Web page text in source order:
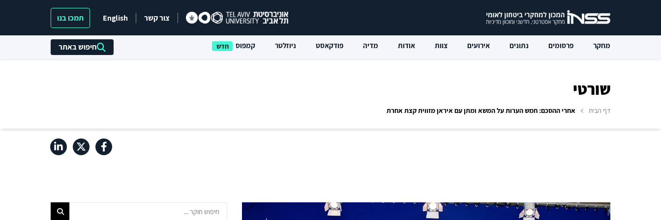
צור קשר English תמכו בנו
מחקר פרסומים נתונים אירועים צוות אודות מדיה פודקאסט ניוזלטר קמפוס חיפוש באתר
שורטי
דף הבית אחרי ההסכם: חמש הערות על המשא ומתן עם איראן מזווית קצת אחרת